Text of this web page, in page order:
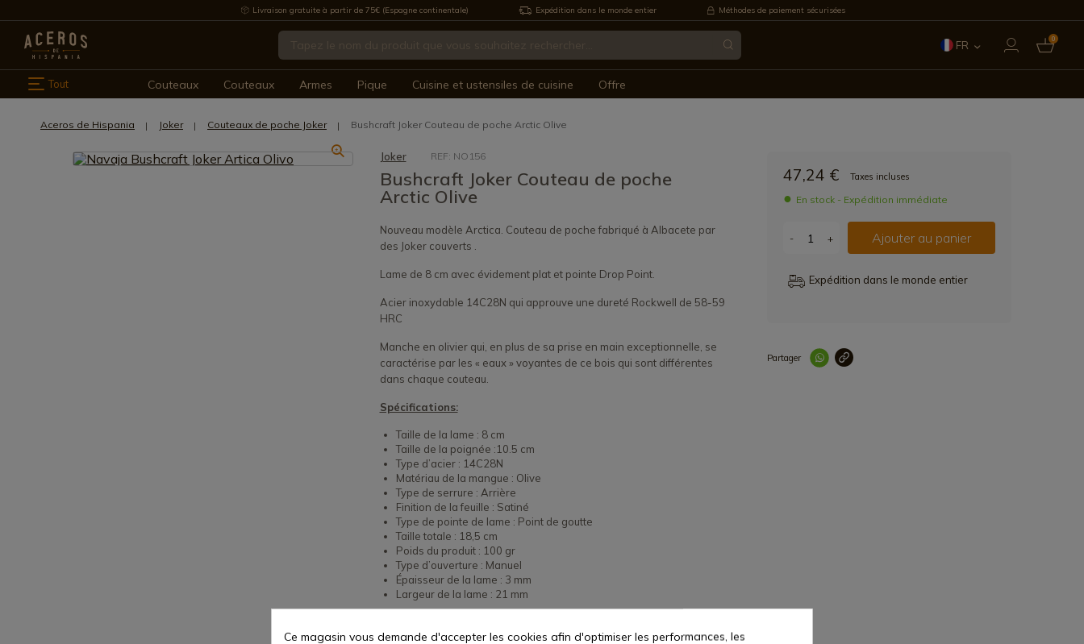
Livraison gratuite à partir de 75€ (Espagne continentale) Expédition dans le monde entier Méthodes de paiement sécurisées
FR 0
Tout Couteaux Couteaux Armes Pique Cuisine et ustensiles de cuisine Offre
Aceros de Hispania Joker Couteaux de poche Joker Bushcraft Joker Couteau de poche Arctic Olive
Joker REF: NO156
Bushcraft Joker Couteau de poche
Arctic Olive
Nouveau modèle Arctica. Couteau de poche fabriqué à Albacete par
des Joker couverts .
Lame de 8 cm avec évidement plat et pointe Drop Point.
Acier inoxydable 14C28N qui approuve une dureté Rockwell de 58-59
HRC
Manche en olivier qui, en plus de sa prise en main exceptionnelle, se
caractérise par les « eaux » voyantes de ce bois qui sont différentes
dans chaque couteau.
Spécifications:
Taille de la lame : 8 cm
Taille de la poignée :10.5 cm
Type d’acier : 14C28N
Matériau de la mangue : Olive
Type de serrure : Arrière
Finition de la feuille : Satiné
Type de pointe de lame : Point de goutte
Taille totale : 18,5 cm
Poids du produit : 100 gr
Type d’ouverture : Manuel
Épaisseur de la lame : 3 mm
Largeur de la lame : 21 mm
Voir plus
47,24 € Taxes incluses
En stock - Expédition immédiate
- + Ajouter au panier
Expédition dans le monde entier
Partager
Ce magasin vous demande d'accepter les cookies afin d'optimiser les performances, les